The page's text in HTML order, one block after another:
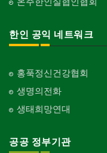
한인 공익 네트워크
홍푹정신건강협회
생명의전화
생태희망연대
공공 정부기관